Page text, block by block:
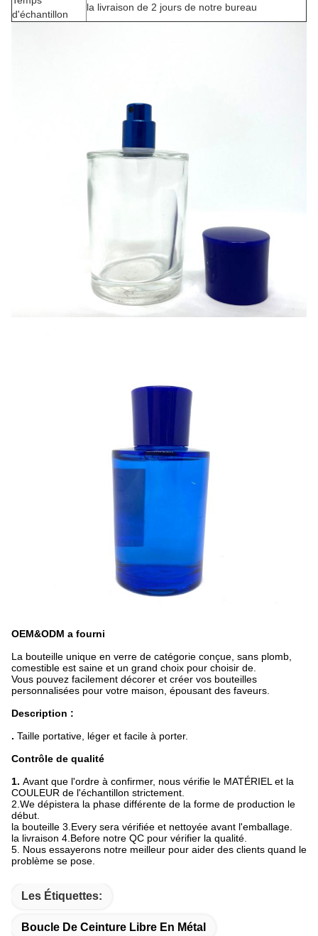
d'échantillon
la livraison de 2 jours de notre bureau
OEM&ODM a fourni
La bouteille unique en verre de catégorie conçue, sans plomb,
comestible est saine et un grand choix pour choisir de.
Vous pouvez facilement décorer et créer vos bouteilles
personnalisées pour votre maison, épousant des faveurs.
Description :
. Taille portative, léger et facile à porter.
Contrôle de qualité
1. Avant que l'ordre à confirmer, nous vérifie le MATÉRIEL et la
COULEUR de l'échantillon strictement.
2.We dépistera la phase différente de la forme de production le
début.
la bouteille 3.Every sera vérifiée et nettoyée avant l'emballage.
la livraison 4.Before notre QC pour vérifier la qualité.
5. Nous essayerons notre meilleur pour aider des clients quand le
problème se pose.
Les Étiquettes:
Boucle De Ceinture Libre En Métal